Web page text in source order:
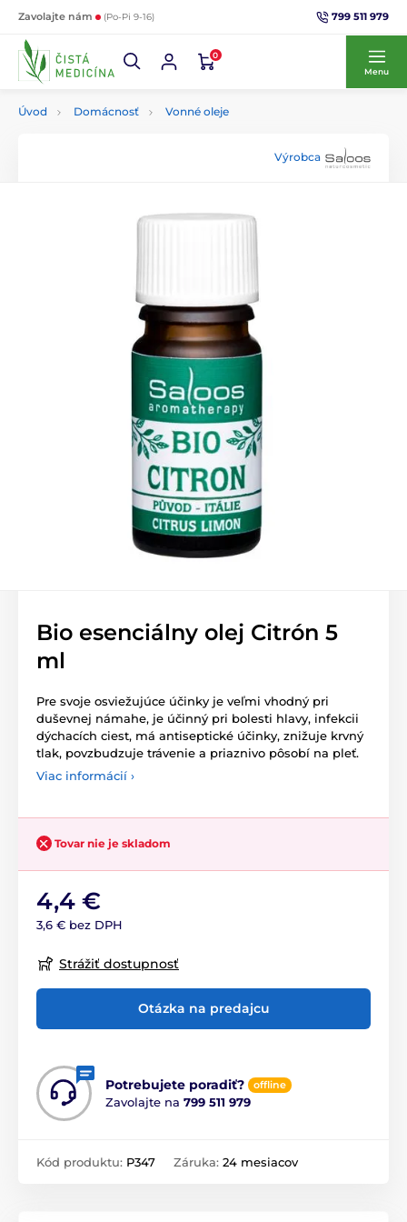
Zavolajte nám (Po-Pi 9-16) 799 511 979
0
Menu
Úvod Domácnosť Vonné oleje
Výrobca
Bio esenciálny olej Citrón 5
ml
Pre svoje osviežujúce účinky je veľmi vhodný pri
duševnej námahe, je účinný pri bolesti hlavy, infekcii
dýchacích ciest, má antiseptické účinky, znižuje krvný
tlak, povzbudzuje trávenie a priaznivo pôsobí na pleť.
Viac informácií ›
Tovar nie je skladom
4,4 €
3,6 € bez DPH
Strážiť dostupnosť
Otázka na predajcu
Potrebujete poradiť? offline
Zavolajte na 799 511 979
Kód produktu: P347 Záruka: 24 mesiacov